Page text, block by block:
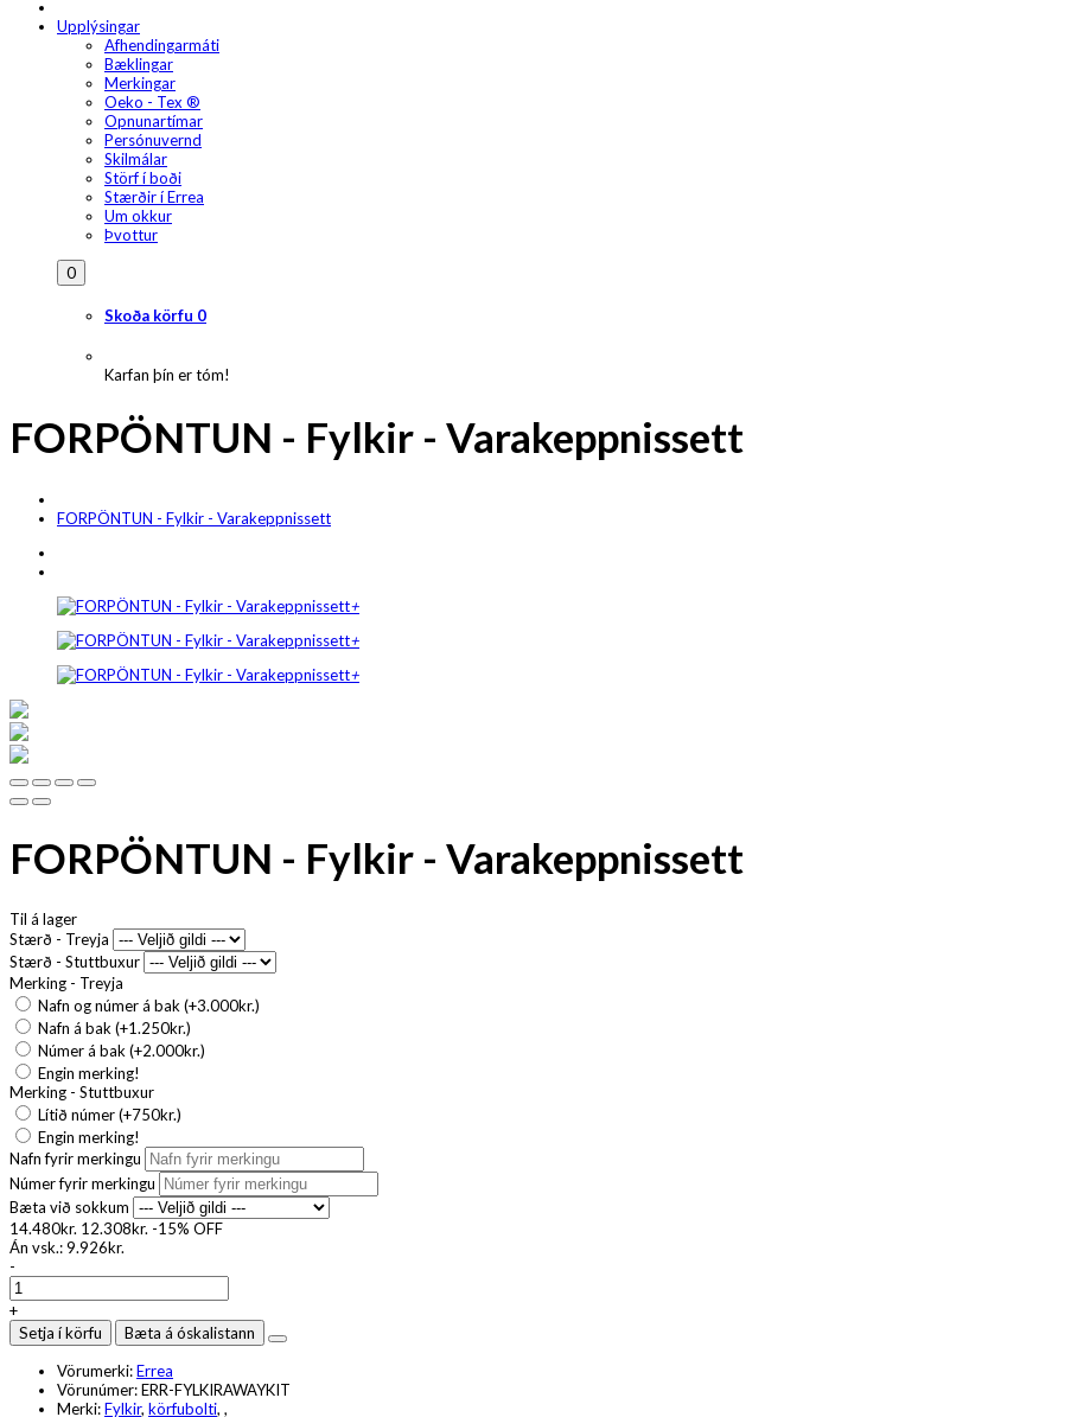
Upplýsingar
Afhendingarmáti
Bæklingar
Merkingar
Oeko - Tex ®
Opnunartímar
Persónuvernd
Skilmálar
Störf í boði
Stærðir í Errea
Um okkur
Þvottur
0
Skoða körfu 0
Karfan þín er tóm!
FORPÖNTUN - Fylkir - Varakeppnissett
FORPÖNTUN - Fylkir - Varakeppnissett
+
+
+
FORPÖNTUN - Fylkir - Varakeppnissett
Til á lager
Stærð - Treyja
Stærð - Stuttbuxur
Merking - Treyja
Nafn og númer á bak (+3.000kr.)
Nafn á bak (+1.250kr.)
Númer á bak (+2.000kr.)
Engin merking!
Merking - Stuttbuxur
Lítið númer (+750kr.)
Engin merking!
Nafn fyrir merkingu
Númer fyrir merkingu
Bæta við sokkum
14.480kr. 12.308kr. -15% OFF
Án vsk.:9.926kr.
-
+
Setja í körfu
Bæta á óskalistann
Vörumerki:Errea
Vörunúmer:ERR-FYLKIRAWAYKIT
Merki:Fylkir, körfubolti, ,